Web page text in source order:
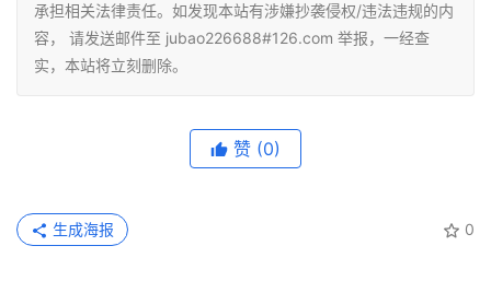
承担相关法律责任。如发现本站有涉嫌抄袭侵权/违法违规的内
容， 请发送邮件至 jubao226688#126.com 举报，一经查
实，本站将立刻删除。
赞 (0)
0
生成海报